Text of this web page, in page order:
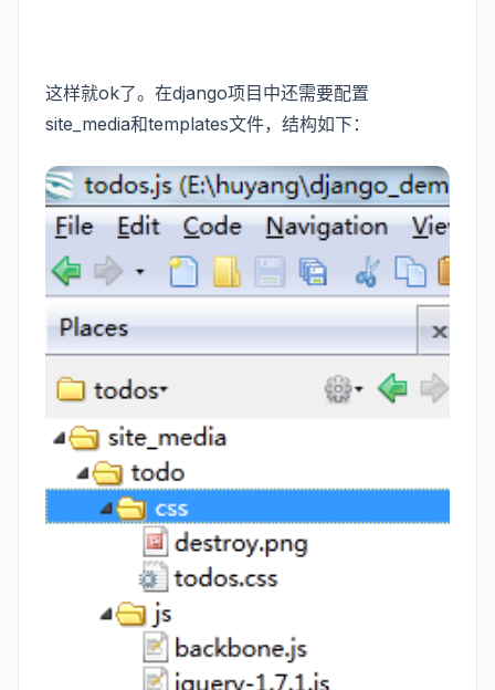
这样就ok了。在django项目中还需要配置
site_media和templates文件，结构如下：